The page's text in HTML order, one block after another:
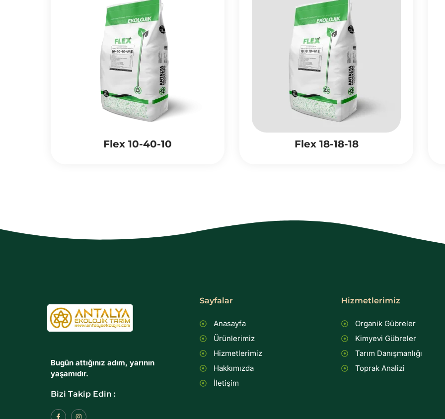
Flex 10-40-10 Flex 18-18-18
Bugün attığınız adım, yarının
yaşamıdır.
Bizi Takip Edin :
F
I
Sayfalar
Anasayfa
Ürünlerimiz
Hizmetlerimiz
Hakkımızda
İletişim
Hizmetlerimiz
Organik Gübreler
Kimyevi Gübreler
Tarım Danışmanlığı
Toprak Analizi